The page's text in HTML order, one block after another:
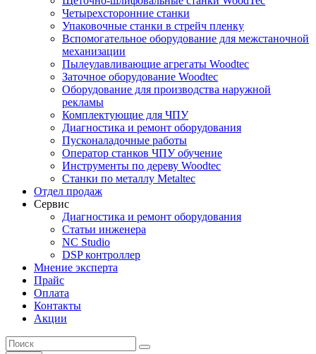
Четырехсторонние станки
Упаковочные станки в стрейч пленку
Вспомогательное оборудование для межстаночной
механизации
Пылеулавливающие агрегаты Woodtec
Заточное оборудование Woodtec
Оборудование для производства наружной
рекламы
Комплектующие для ЧПУ
Диагностика и ремонт оборудования
Пусконаладочные работы
Оператор станков ЧПУ обучение
Инструменты по дереву Woodtec
Станки по металлу Metaltec
Отдел продаж
Сервис
Диагностика и ремонт оборудования
Статьи инженера
NC Studio
DSP контроллер
Мнение эксперта
Прайс
Оплата
Контакты
Акции